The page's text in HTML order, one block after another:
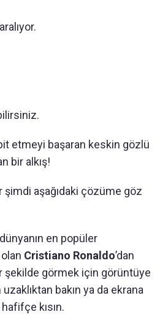
etmeyi başaran keskin gözlü
bir alkış!
şimdi aşağıdaki çözüme göz
en popüler
Cristiano Ronaldo’dan
şekilde görmek için görüntüye
bakın ya da ekrana
kısın.